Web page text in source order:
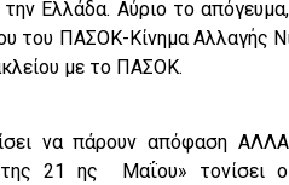
Ελλάδα. Αύριο το
του ΠΑΣΟΚ-Κίνημα Αλλαγής
με το ΠΑΣΟΚ.
να πάρουν απόφαση
21 ης Μαΐου» τονίσει